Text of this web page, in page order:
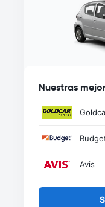
Nuestras
Avis